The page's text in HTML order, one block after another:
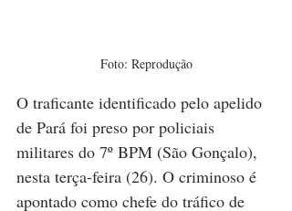
Foto: Reprodução
O traficante identificado pelo apelido
de Pará foi preso por policiais
militares do 7º BPM (São Gonçalo),
nesta terça-feira (26). O criminoso é
apontado como chefe do tráfico de